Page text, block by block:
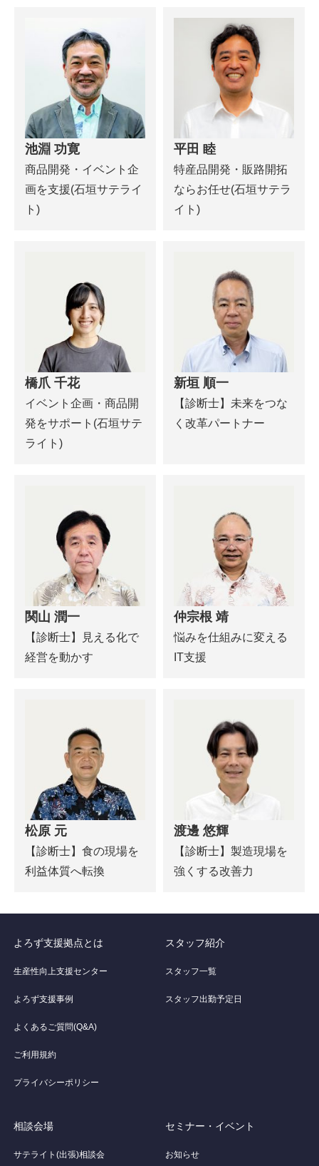
池淵 功寛
商品開発・イベント企
画を支援(石垣サテライ
ト)
平田 睦
特産品開発・販路開拓
ならお任せ(石垣サテラ
イト)
橋爪 千花
イベント企画・商品開
発をサポート(石垣サテ
ライト)
新垣 順一
【診断士】未来をつな
く改革パートナー
関山 潤一
【診断士】見える化で
経営を動かす
仲宗根 靖
悩みを仕組みに変える
IT支援
松原 元
【診断士】食の現場を
利益体質へ転換
渡邊 悠輝
【診断士】製造現場を
強くする改善力
よろず支援拠点とは
生産性向上支援センター
よろず支援事例
よくあるご質問(Q&A)
ご利用規約
プライバシーポリシー
スタッフ紹介
スタッフ一覧
スタッフ出勤予定日
相談会場
サテライト(出張)相談会
セミナー・イベント
お知らせ